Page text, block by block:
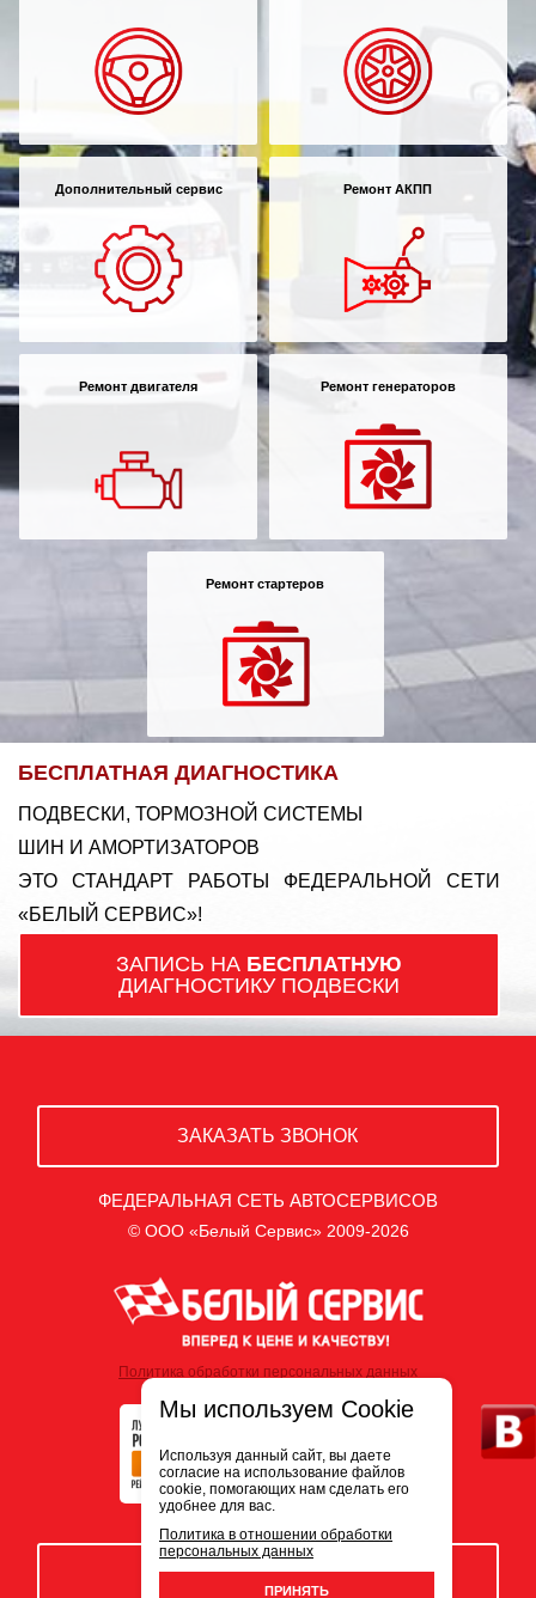
Дополнительный сервис Ремонт АКПП
Ремонт двигателя Ремонт генераторов
Ремонт стартеров
БЕСПЛАТНАЯ ДИАГНОСТИКА
ПОДВЕСКИ, ТОРМОЗНОЙ СИСТЕМЫ
ШИН И АМОРТИЗАТОРОВ
ЭТО СТАНДАРТ РАБОТЫ ФЕДЕРАЛЬНОЙ СЕТИ
«БЕЛЫЙ СЕРВИС»!
ЗАПИСЬ НА БЕСПЛАТНУЮ
ДИАГНОСТИКУ ПОДВЕСКИ
ЗАКАЗАТЬ ЗВОНОК
ФЕДЕРАЛЬНАЯ СЕТЬ АВТОСЕРВИСОВ
© ООО «Белый Сервис» 2009-2026
Политика обработки персональных данных
ЗАПИСЬ НА СЕРВИС
Мы используем Cookie
Используя данный сайт, вы даете
согласие на использование файлов
cookie, помогающих нам сделать его
удобнее для вас.
Политика в отношении обработки
персональных данных
ПРИНЯТЬ